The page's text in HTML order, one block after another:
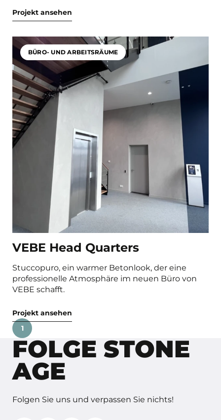
Projekt ansehen
BÜRO- UND ARBEITSRÄUME
VEBE Head Quarters
Stuccopuro, ein warmer Betonlook, der eine
professionelle Atmosphäre im neuen Büro von
VEBE schafft.
Projekt ansehen
1
FOLGE STONE
AGE
Folgen Sie uns und verpassen Sie nichts!